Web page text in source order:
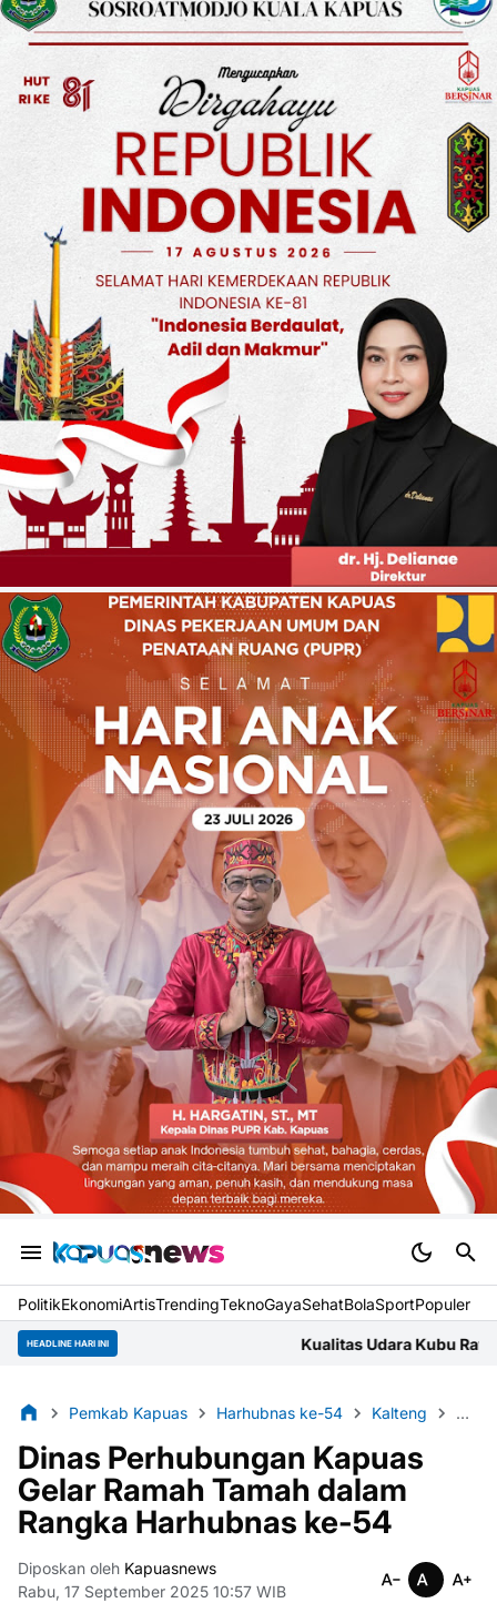
PolitikEkonomiArtisTrendingTeknoGayaSehatBolaSportPopuler
HEADLINE HARI INI Kualitas Udara Kubu Raya Jumat Pagi Masuk
Pemkab Kapuas Harhubnas ke-54 Kalteng
Dinas Perhubungan Kapuas
Gelar Ramah Tamah dalam
Rangka Harhubnas ke-54
Diposkan oleh Kapuasnews
Rabu, 17 September 2025 10:57 WIB